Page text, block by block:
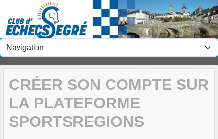
CRÉER SON COMPTE SUR
LA PLATEFORME
SPORTSREGIONS
Panneau de gestion des cookies